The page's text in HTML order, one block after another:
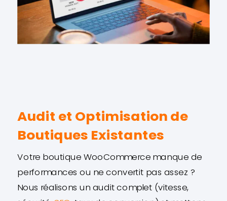
Audit et Optimisation de
Boutiques Existantes
Votre boutique WooCommerce manque de
performances ou ne convertit pas assez ?
Nous réalisons un audit complet (vitesse,